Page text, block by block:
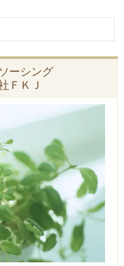
ーシング
ＦＫＪ